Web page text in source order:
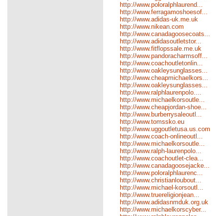
http://www.poloralphlaurend...
http://www.ferragamoshoesof...
http://www.adidas-uk.me.uk
http://www.nikean.com
http://www.canadagoosecoats...
http://www.adidasoutletstor...
http://www.fitflopssale.me.uk
http://www.pandoracharmsoff...
http://www.coachoutletonlin...
http://www.oakleysunglasses...
http://www.cheapmichaelkors...
http://www.oakleysunglasses...
http://www.ralphlaurenpolo....
http://www.michaelkorsoutle...
http://www.cheapjordan-shoe...
http://www.burberrysaleoutl...
http://www.tomssko.eu
http://www.uggoutletusa.us.com
http://www.coach-onlineoutl...
http://www.michaelkorsoutle...
http://www.ralph-laurenpolo...
http://www.coachoutlet-clea...
http://www.canadagoosejacke...
http://www.poloralphlaurenc...
http://www.christianloubout...
http://www.michael-korsoutl...
http://www.truereligionjean...
http://www.adidasnmduk.org.uk
http://www.michaelkorscyber...